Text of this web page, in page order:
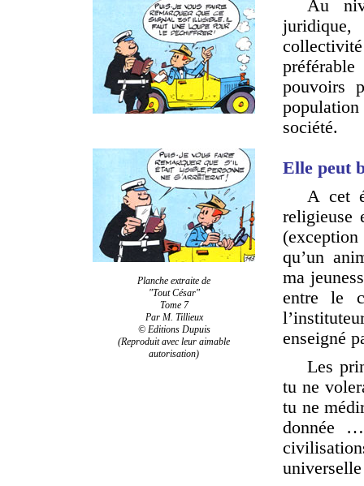
Planche extraite de
"Tout César"
Tome 7
Par M. Tillieux
© Editions Dupuis
(Reproduit avec leur aimable
autorisation)
Au
pouvoirs
société.
Elle peut
A cet
religieuse
qu’un
ma
entre le
enseigné
Les
tu ne
tu ne
donnée